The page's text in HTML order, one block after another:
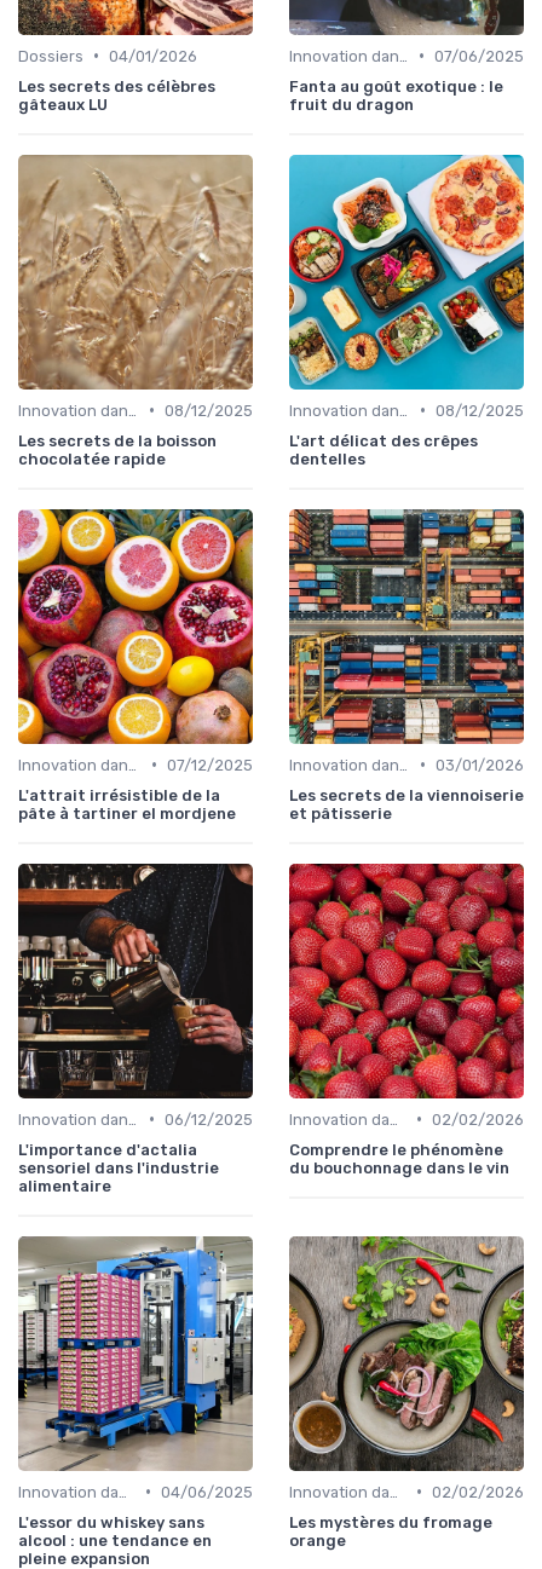
Dossiers • 04/01/2026
Les secrets des célèbres
gâteaux LU
• 07/06/2025
Fanta au goût exotique : le
fruit du dragon
• 08/12/2025
Les secrets de la boisson
chocolatée rapide
• 08/12/2025
L'art délicat des crêpes
dentelles
• 07/12/2025
L'attrait irrésistible de la
pâte à tartiner el mordjene
• 03/01/2026
Les secrets de la viennoiserie
et pâtisserie
• 06/12/2025
L'importance d'actalia
sensoriel dans l'industrie
alimentaire
• 02/02/2026
Comprendre le phénomène
du bouchonnage dans le vin
• 04/06/2025
L'essor du whiskey sans
alcool : une tendance en
pleine expansion
• 02/02/2026
Les mystères du fromage
orange